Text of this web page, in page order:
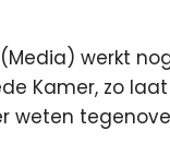
werkt
Kamer, zo laat
weten tegenover